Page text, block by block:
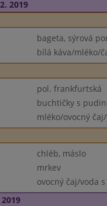
2019
bageta, sýrová
bílá káva/mléko/
pol. frankfurtská
buchtičky s
mléko/ovocný
chléb, máslo
mrkev
ovocný čaj/voda